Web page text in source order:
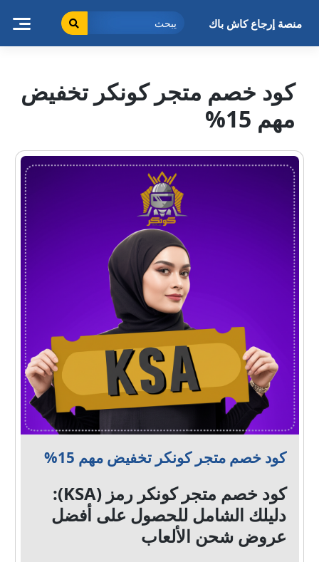
منصة إرجاع كاش باك
كود خصم متجر كونكر تخفيض
مهم 15%
كود خصم متجر كونكر تخفيض مهم 15%
كود خصم متجر كونكر رمز (KSA):
دليلك الشامل للحصول على أفضل
عروض شحن الألعاب